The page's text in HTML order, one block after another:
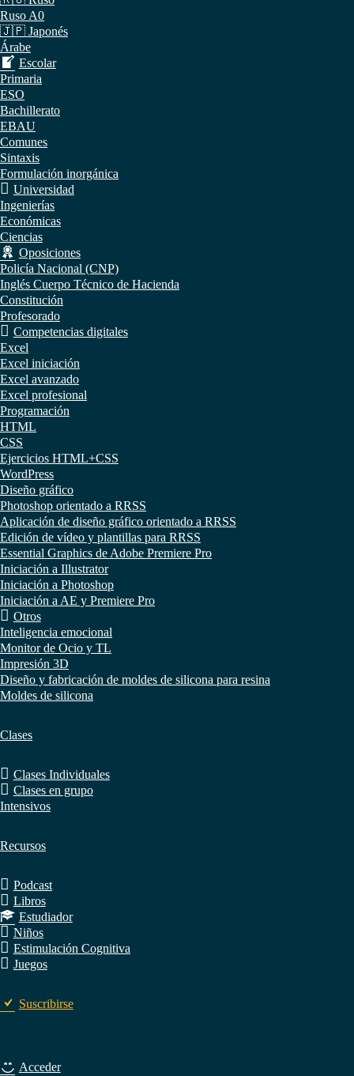
Ruso A0
🇯🇵 Japonés
Árabe
Escolar
Primaria
ESO
Bachillerato
EBAU
Comunes
Sintaxis
Formulación inorgánica
Universidad
Ingenierías
Económicas
Ciencias
Oposiciones
Policía Nacional (CNP)
Inglés Cuerpo Técnico de Hacienda
Constitución
Profesorado
Competencias digitales
Excel
Excel iniciación
Excel avanzado
Excel profesional
Programación
HTML
CSS
Ejercicios HTML+CSS
WordPress
Diseño gráfico
Photoshop orientado a RRSS
Aplicación de diseño gráfico orientado a RRSS
Edición de vídeo y plantillas para RRSS
Essential Graphics de Adobe Premiere Pro
Iniciación a Illustrator
Iniciación a Photoshop
Iniciación a AE y Premiere Pro
Otros
Inteligencia emocional
Monitor de Ocio y TL
Impresión 3D
Diseño y fabricación de moldes de silicona para resina
Moldes de silicona
Clases
Clases Individuales
Clases en grupo
Intensivos
Recursos
Podcast
Libros
Estudiador
Niños
Estimulación Cognitiva
Juegos
Suscribirse
Acceder